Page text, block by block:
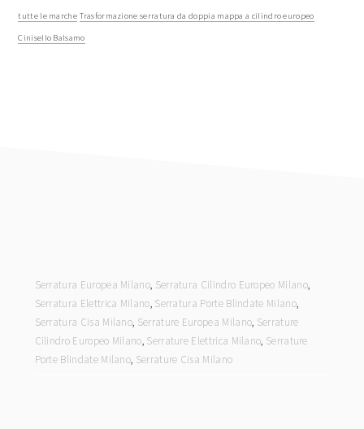
tutte le marche Trasformazione serratura da doppia mappa a cilindro europeo
Cinisello Balsamo
Serratura Europea Milano, Serratura Cilindro Europeo Milano,
Serratura Elettrica Milano, Serratura Porte Blindate Milano,
Serratura Cisa Milano, Serrature Europea Milano, Serrature
Cilindro Europeo Milano, Serrature Elettrica Milano, Serrature
Porte Blindate Milano, Serrature Cisa Milano